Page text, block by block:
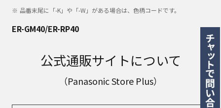
品番末尾に「-K」や「-W」がある場合は、色柄コードです。
ER-GM40/ER-RP40
公式通販サイトについて
（Panasonic Store Plus）